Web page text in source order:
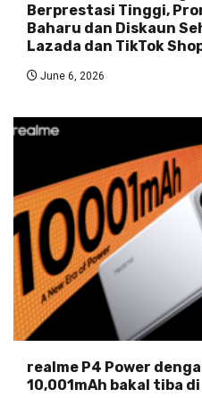
Berprestasi Tinggi,
Baharu dan Diskaun
Lazada dan TikTok
June 6, 2026
realme P4 Power
10,001mAh bakal tiba